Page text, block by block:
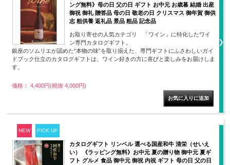
ング無料》母の日 父の日 ギフト お中元 お歳暮 結婚 出産
御祝 御礼 贈答品 母の日 敬老の日 クリスマス 御年賀 御供
志 粗供養 返礼品 景品 粗品 記念品
お取り寄せの人気カテゴリ 「ワイン」に特化したワイ
ン専門カタログギフト。
銀座のソムリエが認めた“本物の味”を取り揃えた、専門ギフトにふさわしいガイ
ドブック仕立のカタログギフトは、ワイン好きの方に喜びと楽しみをお届けしま
す。
価格： 4,400円(税抜 4,000円)
NEW PICK UP
カタログギフト リンベル 選べる国産和牛 清栄（せいえ
い） 《ラッピング無料》お中元 夏の贈り物 御中元 夏ギ
フト グルメ 食品 御中元 御祝 内祝 ギフト 母の日 父の日